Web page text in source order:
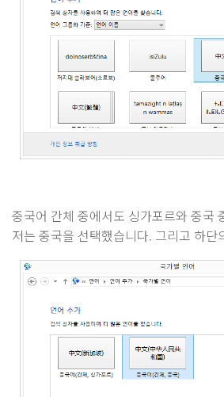
중국어 간체 중에서도 싱가포르와 중국
저는 중국을 선택했습니다. 그리고 하단